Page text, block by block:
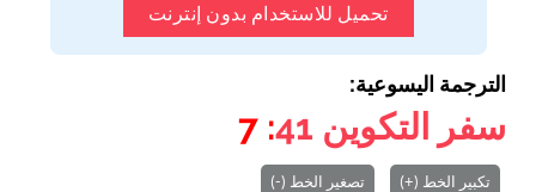
تحميل للاستخدام بدون إنترنت
الترجمة اليسوعية:
سفر التكوين 41
: 7
تكبير الخط (+) تصغير الخط (-)